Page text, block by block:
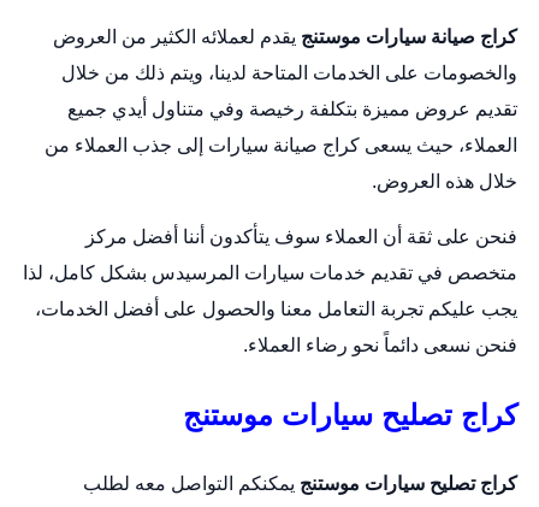
كراج صيانة سيارات موستنج يقدم لعملائه الكثير من العروض
والخصومات على الخدمات المتاحة لدينا، ويتم ذلك من خلال
تقديم عروض مميزة بتكلفة رخيصة وفي متناول أيدي جميع
العملاء، حيث يسعى كراج صيانة سيارات إلى جذب العملاء من
خلال هذه العروض.
فنحن على ثقة أن العملاء سوف يتأكدون أننا أفضل مركز
متخصص في تقديم خدمات سيارات المرسيدس بشكل كامل، لذا
يجب عليكم تجربة التعامل معنا والحصول على أفضل الخدمات،
فنحن نسعى دائماً نحو رضاء العملاء.
كراج تصليح سيارات موستنج
كراج تصليح سيارات موستنج يمكنكم التواصل معه لطلب